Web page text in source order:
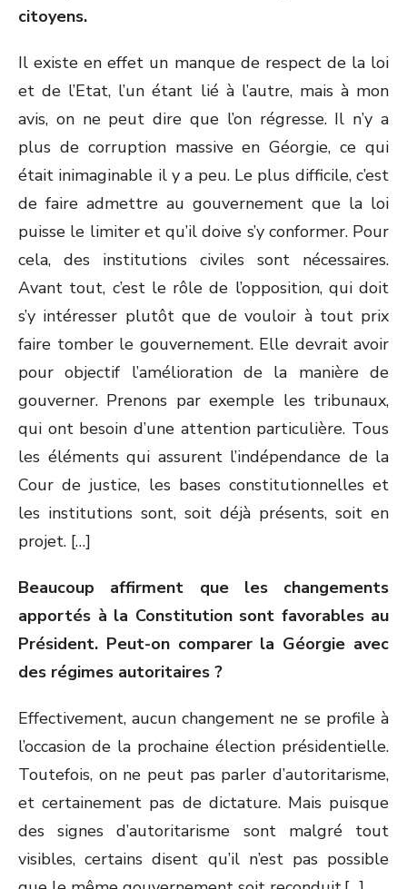
citoyens.
Il existe en effet un manque de respect de la loi
et de l’Etat, l’un étant lié à l’autre, mais à mon
avis, on ne peut dire que l’on régresse. Il n’y a
plus de corruption massive en Géorgie, ce qui
était inimaginable il y a peu. Le plus difficile, c’est
de faire admettre au gouvernement que la loi
puisse le limiter et qu’il doive s’y conformer. Pour
cela, des institutions civiles sont nécessaires.
Avant tout, c’est le rôle de l’opposition, qui doit
s’y intéresser plutôt que de vouloir à tout prix
faire tomber le gouvernement. Elle devrait avoir
pour objectif l’amélioration de la manière de
gouverner. Prenons par exemple les tribunaux,
qui ont besoin d’une attention particulière. Tous
les éléments qui assurent l’indépendance de la
Cour de justice, les bases constitutionnelles et
les institutions sont, soit déjà présents, soit en
projet. […]
Beaucoup affirment que les changements
apportés à la Constitution sont favorables au
Président. Peut-on comparer la Géorgie avec
des régimes autoritaires ?
Effectivement, aucun changement ne se profile à
l’occasion de la prochaine élection présidentielle.
Toutefois, on ne peut pas parler d’autoritarisme,
et certainement pas de dictature. Mais puisque
des signes d’autoritarisme sont malgré tout
visibles, certains disent qu’il n’est pas possible